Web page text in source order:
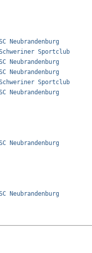
Sportclub
Neubrandenburg
Sportclub
SC
Neubrandenburg